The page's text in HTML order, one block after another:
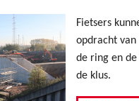
Fietsers
opdracht van
de ring en
de klus.